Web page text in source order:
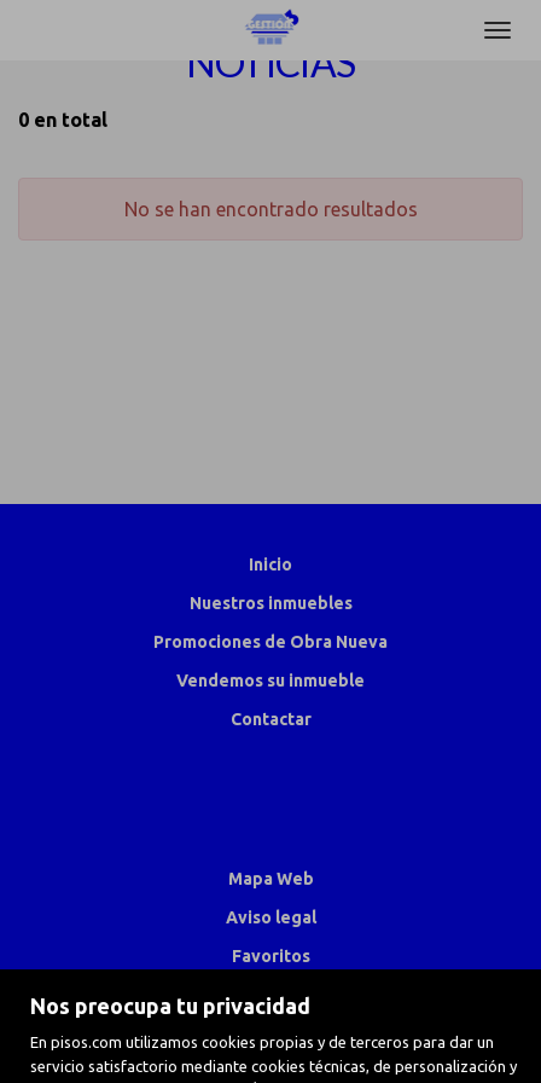
Nos preocupa tu privacidad
En pisos.com utilizamos cookies propias y de terceros para dar un
servicio satisfactorio mediante cookies técnicas, de personalización y
NOTICIAS
0 en total
No se han encontrado resultados
Inicio
Nuestros inmuebles
Promociones de Obra Nueva
Vendemos su inmueble
Contactar
Mapa Web
Aviso legal
Favoritos
Inmuebles destacados
Noticias
Política de cookies